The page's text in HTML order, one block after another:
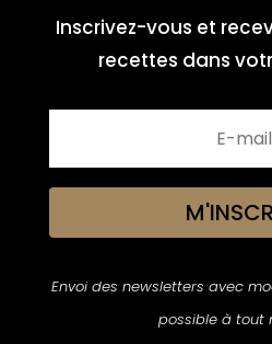
Inscrivez-vous et
recettes dans
Envoi des newsletters avec
possible à tout